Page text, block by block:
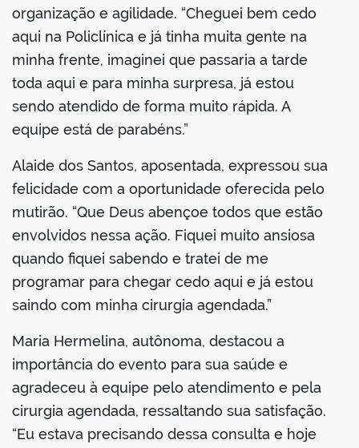
organização e agilidade. “Cheguei bem cedo
aqui na Policlínica e já tinha muita gente na
minha frente, imaginei que passaria a tarde
toda aqui e para minha surpresa, já estou
sendo atendido de forma muito rápida. A
equipe está de parabéns.”
Alaide dos Santos, aposentada, expressou sua
felicidade com a oportunidade oferecida pelo
mutirão. “Que Deus abençoe todos que estão
envolvidos nessa ação. Fiquei muito ansiosa
quando fiquei sabendo e tratei de me
programar para chegar cedo aqui e já estou
saindo com minha cirurgia agendada.”
Maria Hermelina, autônoma, destacou a
importância do evento para sua saúde e
agradeceu à equipe pelo atendimento e pela
cirurgia agendada, ressaltando sua satisfação.
“Eu estava precisando dessa consulta e hoje